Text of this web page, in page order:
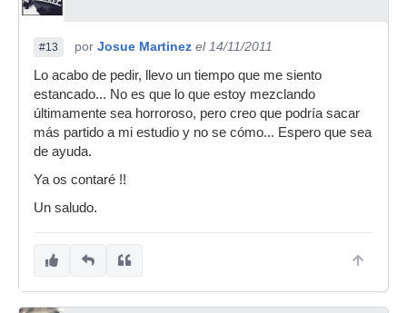
#13 por Josue Martinez el 14/11/2011
Lo acabo de pedir, llevo un tiempo que me siento
estancado... No es que lo que estoy mezclando
últimamente sea horroroso, pero creo que podría sacar
más partido a mi estudio y no se cómo... Espero que sea
de ayuda.
Ya os contaré !!
Un saludo.